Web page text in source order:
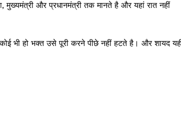
मुख्यमंत्री और प्रधानमंत्री तक मानते है और यहां रात नहीं
भी हो भक्त उसे पूरी करने पीछे नहीं हटते है। और शायद